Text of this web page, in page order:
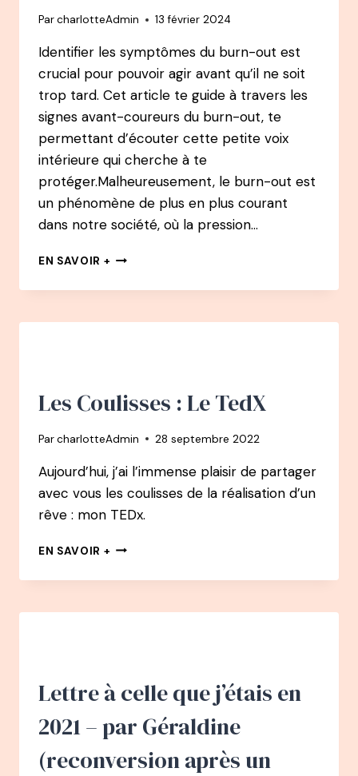
ParcharlotteAdmin 13 février 2024
Identifier les symptômes du burn-out est
crucial pour pouvoir agir avant qu’il ne soit
trop tard. Cet article te guide à travers les
signes avant-coureurs du burn-out, te
permettant d’écouter cette petite voix
intérieure qui cherche à te
protéger.Malheureusement, le burn-out est
un phénomène de plus en plus courant
dans notre société, où la pression…
EN SAVOIR + RECONNAÎTRE
SYMPTÔMES
BURN-
TA
VOIX
Les Coulisses : Le TedX
ParcharlotteAdmin 28 septembre 2022
Aujourd’hui, j’ai l’immense plaisir de partager
avec vous les coulisses de la réalisation d’un
rêve : mon TEDx.
EN SAVOIR + LES
:
TEDX
Lettre à celle que j’étais en
2021 – par Géraldine
(reconversion après un